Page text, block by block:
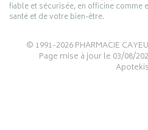
fiable et sécurisée, en officine comme
santé et de votre bien-être.
© 1991-2026PHARMACIE
Page mise à jour le 03/08/